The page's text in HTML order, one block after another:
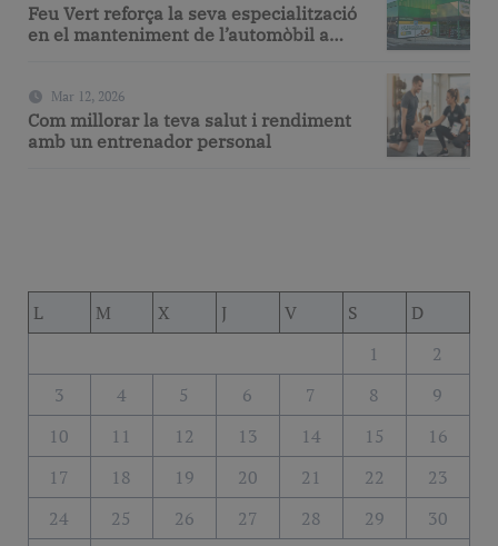
Feu Vert reforça la seva especialització
en el manteniment de l’automòbil a
Mar 12, 2026
Com millorar la teva salut i rendiment
amb un entrenador personal
L M X J V S
D
1
2
3
4 5 6 7 8
9
10
11 12 13 14 15
16
17
18 19 20 21 22
23
24
25 26 27 28 29
30